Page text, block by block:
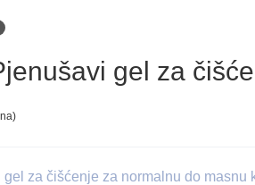
gel za
za čišćenje za normalnu do